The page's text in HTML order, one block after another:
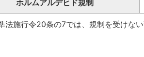
ホルムアルデヒド規制
法施行令20条の7では、規制を受けな